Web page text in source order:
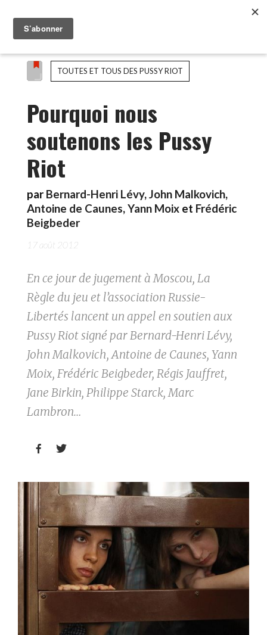
TOUTES ET TOUS DES PUSSY RIOT
Pourquoi nous
soutenons les Pussy
Riot
par Bernard-Henri Lévy,John Malkovich,
Antoine de Caunes,Yann Moix et Frédéric
Beigbeder
17 août 2012
En ce jour de jugement à Moscou, La
Règle du jeu et l’association Russie-
Libertés lancent un appel en soutien aux
Pussy Riot signé par Bernard-Henri Lévy,
John Malkovich, Antoine de Caunes, Yann
Moix, Frédéric Beigbeder, Régis Jauffret,
Jane Birkin, Philippe Starck, Marc
Lambron…
 